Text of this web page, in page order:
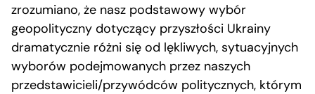
zrozumiano, że nasz podstawowy wybór
geopolityczny dotyczący przyszłości Ukrainy
dramatycznie różni się od lękliwych, sytuacyjnych
wyborów podejmowanych przez naszych
przedstawicieli/przywódców politycznych, którym